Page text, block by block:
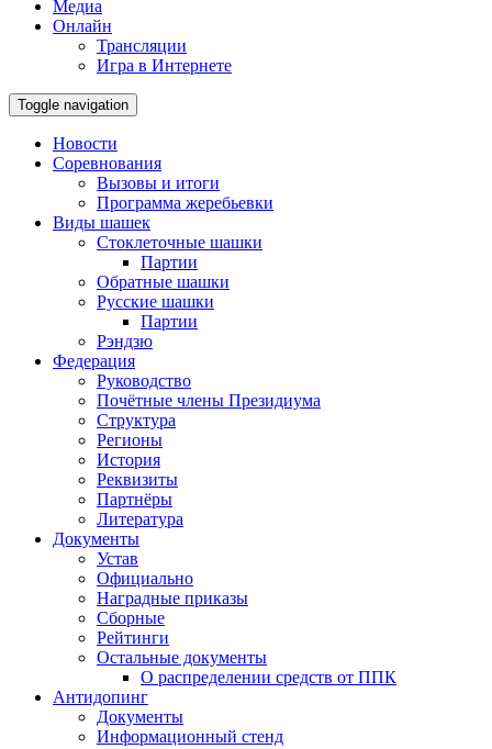
Медиа
Онлайн
Трансляции
Игра в Интернете
Toggle navigation
Новости
Соревнования
Вызовы и итоги
Программа жеребьевки
Виды шашек
Стоклеточные шашки
Партии
Обратные шашки
Русские шашки
Партии
Рэндзю
Федерация
Руководство
Почётные члены Президиума
Структура
Регионы
История
Реквизиты
Партнёры
Литература
Документы
Устав
Официально
Наградные приказы
Сборные
Рейтинги
Остальные документы
О распределении средств от ППК
Антидопинг
Документы
Информационный стенд